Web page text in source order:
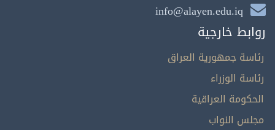
info@alayen.edu.iq
روابط خارجية
رئاسة جمهورية العراق
رئاسة الوزراء
الحكومة العراقية
مجلس النواب